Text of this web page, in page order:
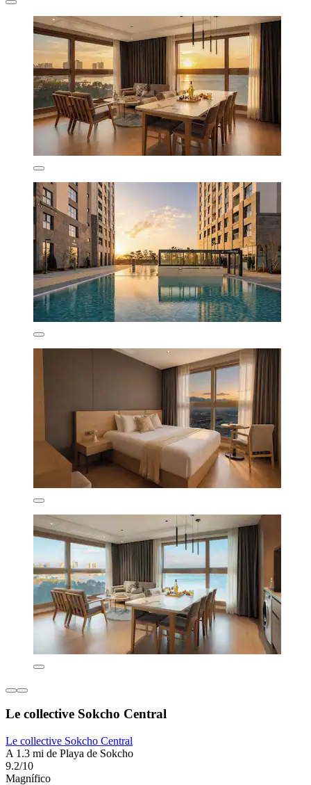
Le collective Sokcho Central
Le collective Sokcho Central
A 1.3 mi de Playa de Sokcho
9.2/10
Magnífico